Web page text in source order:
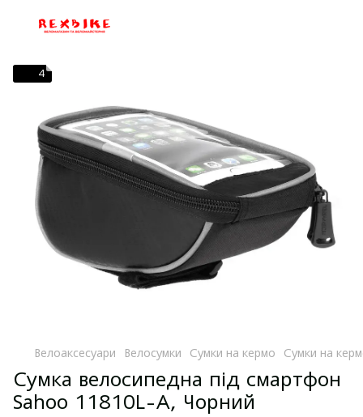
4
Велоаксесуари Велосумки Сумки на кермо Сумки на
Сумка велосипедна під смартфон
Sahoo 11810L-A, Чорний